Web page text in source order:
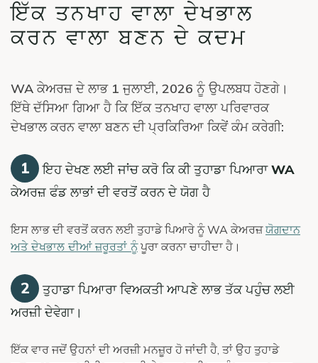
ਇੱਕ ਤਨਖਾਹ ਵਾਲਾ ਦੇਖਭਾਲ
ਕਰਨ ਵਾਲਾ ਬਣਨ ਦੇ ਕਦਮ
WA ਕੇਅਰਜ਼ ਦੇ ਲਾਭ 1 ਜੁਲਾਈ, 2026 ਨੂੰ ਉਪਲਬਧ ਹੋਣਗੇ।
ਇੱਥੇ ਦੱਸਿਆ ਗਿਆ ਹੈ ਕਿ ਇੱਕ ਤਨਖਾਹ ਵਾਲਾ ਪਰਿਵਾਰਕ
ਦੇਖਭਾਲ ਕਰਨ ਵਾਲਾ ਬਣਨ ਦੀ ਪ੍ਰਕਿਰਿਆ ਕਿਵੇਂ ਕੰਮ ਕਰੇਗੀ:
1
ਇਹ ਦੇਖਣ ਲਈ ਜਾਂਚ ਕਰੋ ਕਿ ਕੀ ਤੁਹਾਡਾ ਪਿਆਰਾ WA
ਕੇਅਰਜ਼ ਫੰਡ ਲਾਭਾਂ ਦੀ ਵਰਤੋਂ ਕਰਨ ਦੇ ਯੋਗ ਹੈ
ਇਸ ਲਾਭ ਦੀ ਵਰਤੋਂ ਕਰਨ ਲਈ ਤੁਹਾਡੇ ਪਿਆਰੇ ਨੂੰ WA ਕੇਅਰਜ਼ਯੋਗਦਾਨ
ਅਤੇ ਦੇਖਭਾਲ ਦੀਆਂ ਜ਼ਰੂਰਤਾਂ ਨੂੰਪੂਰਾ ਕਰਨਾ ਚਾਹੀਦਾ ਹੈ।
2
ਤੁਹਾਡਾ ਪਿਆਰਾ ਵਿਅਕਤੀ ਆਪਣੇ ਲਾਭ ਤੱਕ ਪਹੁੰਚ ਲਈ
ਅਰਜ਼ੀ ਦੇਵੇਗਾ।
ਇੱਕ ਵਾਰ ਜਦੋਂ ਉਹਨਾਂ ਦੀ ਅਰਜ਼ੀ ਮਨਜ਼ੂਰ ਹੋ ਜਾਂਦੀ ਹੈ, ਤਾਂ ਉਹ ਤੁਹਾਡੇ